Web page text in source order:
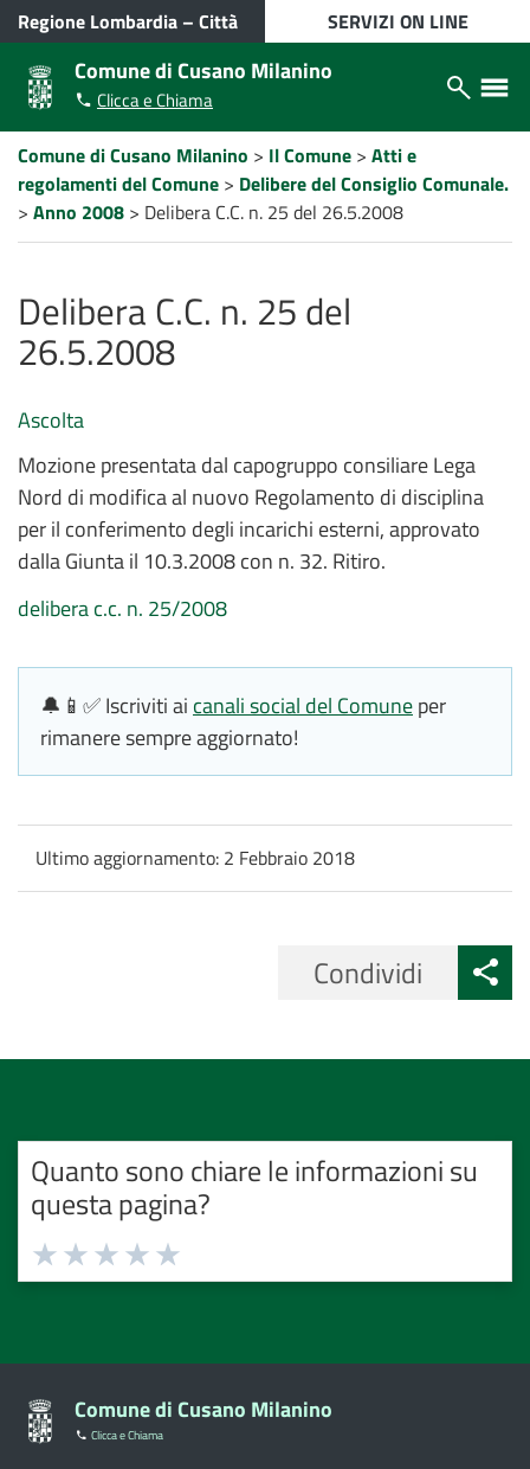
VAI AL CONTENUTO PRINCIPALE
Regione Lombardia – Città
metropolitana di Milano
SERVIZI ON LINE
Comune di Cusano Milanino
Clicca e Chiama
Apri/
laterale
Apri/chiudi
ricerca
Percorso
a
"briciole
pane"
Comune di Cusano Milanino > Il Comune > Atti e
regolamenti del Comune > Delibere del Consiglio Comunale.
> Anno 2008 > Delibera C.C. n. 25 del 26.5.2008
Delibera C.C. n. 25 del
26.5.2008
Ascolta
Mozione presentata dal capogruppo consiliare Lega
Nord di modifica al nuovo Regolamento di disciplina
per il conferimento degli incarichi esterni, approvato
dalla Giunta il 10.3.2008 con n. 32. Ritiro.
delibera c.c. n. 25/2008
🔔📱✅ Iscriviti ai canali social del Comuneper
rimanere sempre aggiornato!
Ultimo aggiornamento: 2 Febbraio 2018
Condividi
Quanto sono chiare le informazioni su
questa pagina?
Comune di Cusano Milanino
Clicca e Chiama